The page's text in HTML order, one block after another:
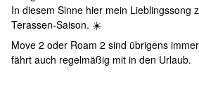
In diesem Sinne hier mein Lieblingssong
Terassen-Saison. ☀️
Move 2 oder Roam 2 sind übrigens
fährt auch regelmäßig mit in den Urlaub.